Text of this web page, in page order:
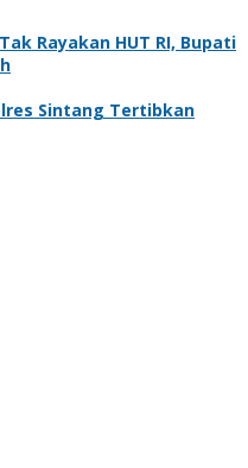
Rayakan HUT RI, Bupati
Sintang Tertibkan